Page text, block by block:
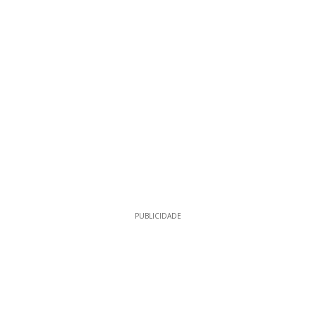
PUBLICIDADE